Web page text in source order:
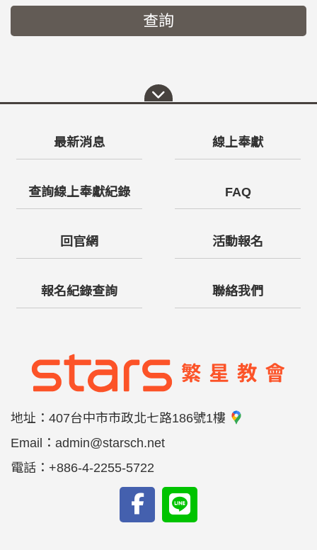
查詢
最新消息 線上奉獻
查詢線上奉獻紀錄 FAQ
回官網 活動報名
報名紀錄查詢 聯絡我們
地址： 407台中市市政北七路186號1樓
Email： admin@starsch.net
電話： +886-4-2255-5722